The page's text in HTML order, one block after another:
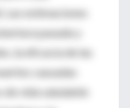
estimaciones
pasada y
la eficacia de las
causadas
de vida saludable